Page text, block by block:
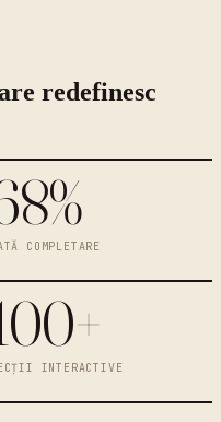
redefinesc
COMPLETARE
INTERACTIVE